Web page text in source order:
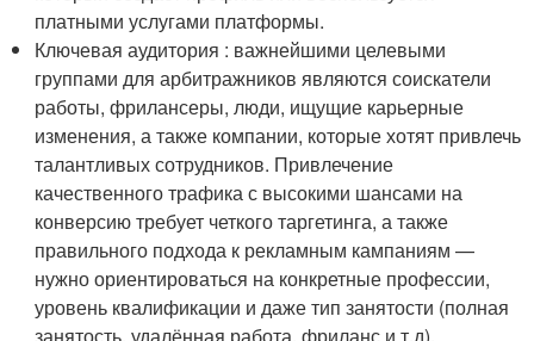
платными услугами платформы.
Ключевая аудитория : важнейшими целевыми
группами для арбитражников являются соискатели
работы, фрилансеры, люди, ищущие карьерные
изменения, а также компании, которые хотят привлечь
талантливых сотрудников. Привлечение
качественного трафика с высокими шансами на
конверсию требует четкого таргетинга, а также
правильного подхода к рекламным кампаниям —
нужно ориентироваться на конкретные профессии,
уровень квалификации и даже тип занятости (полная